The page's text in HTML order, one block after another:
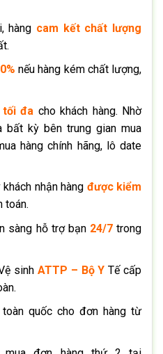
hàng cam kết chất lượng
nếu hàng kém chất lượng,
đa cho khách hàng. Nhờ
bất kỳ bên trung gian mua
hàng chính hãng, lô date
nhận hàng được kiểm
toán.
sàng hỗ trợ bạn 24/7trong
sinh ATTP – Bộ Y Tế cấp
toàn quốc cho đơn hàng từ